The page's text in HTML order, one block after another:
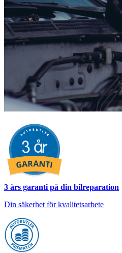
3 års garanti på din bilreparation
Din säkerhet för kvalitetsarbete